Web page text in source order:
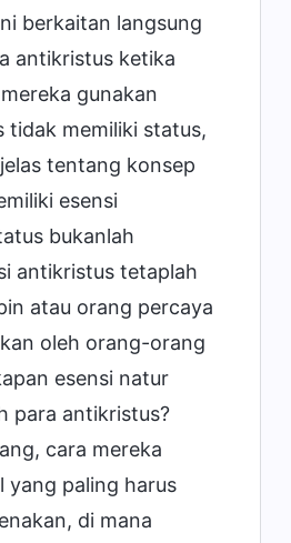
berkaitan langsung
antikristus ketika
gunakan
tidak memiliki status,
tentang konsep
esensi
bukanlah
antikristus tetaplah
atau orang percaya
oleh orang-orang
esensi natur
para antikristus?
cara mereka
yang paling harus
di mana